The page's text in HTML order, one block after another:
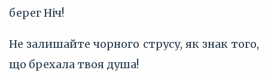
берег Ніч!
Не залишайте чорного струсу, як знак того,
що брехала твоя душа!